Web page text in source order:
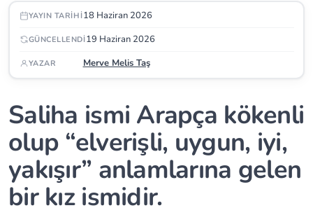
YAYIN TARIHI18 Haziran 2026
GÜNCELLENDI19 Haziran 2026
YAZAR Merve Melis Taş
Saliha ismi Arapça kökenli
olup “elverişli, uygun, iyi,
yakışır” anlamlarına gelen
bir kız ismidir.